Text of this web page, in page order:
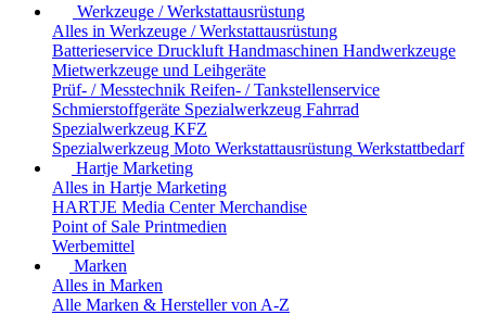
Werkzeuge / Werkstattausrüstung
Alles in Werkzeuge / Werkstattausrüstung
Batterieservice Druckluft Handmaschinen Handwerkzeuge
Mietwerkzeuge und Leihgeräte
Prüf- / Messtechnik Reifen- / Tankstellenservice
Schmierstoffgeräte Spezialwerkzeug Fahrrad
Spezialwerkzeug KFZ
Spezialwerkzeug Moto Werkstattausrüstung Werkstattbedarf
Hartje Marketing
Alles in Hartje Marketing
HARTJE Media Center Merchandise
Point of Sale Printmedien
Werbemittel
Marken
Alles in Marken
Alle Marken & Hersteller von A-Z